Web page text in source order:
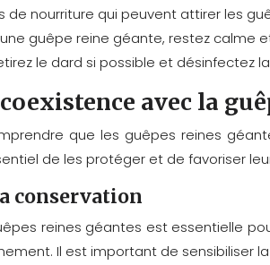
de nourriture qui peuvent attirer les
guêpe reine géante, restez calme
le dard si possible et désinfectez
avec la
que les guêpes reines
de les protéger et de favoriser
conservation
reines géantes est essentielle
Il est important de